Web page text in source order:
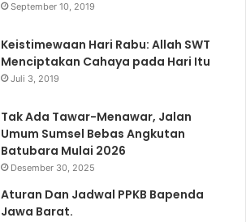
September 10, 2019
Keistimewaan Hari Rabu: Allah SWT
Menciptakan Cahaya pada Hari Itu
Juli 3, 2019
Tak Ada Tawar-Menawar, Jalan
Umum Sumsel Bebas Angkutan
Batubara Mulai 2026
Desember 30, 2025
Aturan Dan Jadwal PPKB Bapenda
Jawa Barat.